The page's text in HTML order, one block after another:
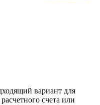
вариант для
счета или